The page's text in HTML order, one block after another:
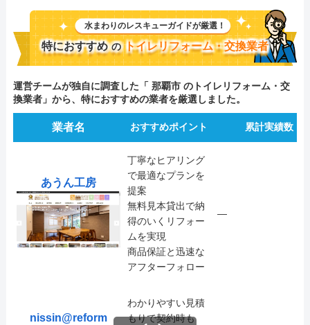
水まわりのレスキューガイドが厳選！
特におすすめ の トイレリフォーム・交換業者
運営チームが独自に調査した「 那覇市 のトイレリフォーム・交
換業者」から、特におすすめの業者を厳選しました。
業者名 おすすめポイント 累計実績数
あうん工房
丁寧なヒアリング
で最適なプランを
提案
無料見本貸出で納
得のいくリフォー
ムを実現
商品保証と迅速な
アフターフォロー
―
nissin@reform
わかりやすい見積
もりで契約時も